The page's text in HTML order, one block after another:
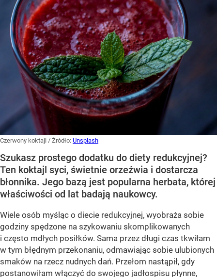
Czerwony koktajl / Źródło: Unsplash
Szukasz prostego dodatku do diety redukcyjnej?
Ten koktajl syci, świetnie orzeźwia i dostarcza
błonnika. Jego bazą jest popularna herbata, której
właściwości od lat badają naukowcy.
Wiele osób myśląc o diecie redukcyjnej, wyobraża sobie
godziny spędzone na szykowaniu skomplikowanych
i często mdłych posiłków. Sama przez długi czas tkwiłam
w tym błędnym przekonaniu, odmawiając sobie ulubionych
smaków na rzecz nudnych dań. Przełom nastąpił, gdy
postanowiłam włączyć do swojego jadłospisu płynne,